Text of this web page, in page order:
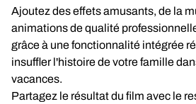
Ajoutez des effets amusants, de la
animations de qualité
grâce à une fonctionnalité intégrée
insuffler l'histoire de votre famille
vacances.
Partagez le résultat du film avec le